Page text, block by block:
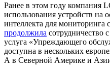
Ранее в этом году компания
использования устройств на
интеллекта для мониторинга
продолжила сотрудничество
услуга «Упреждающего
доступна в нескольких
А в Северной Америке и